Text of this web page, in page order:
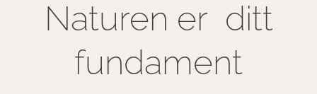
Naturen er ditt
fundament